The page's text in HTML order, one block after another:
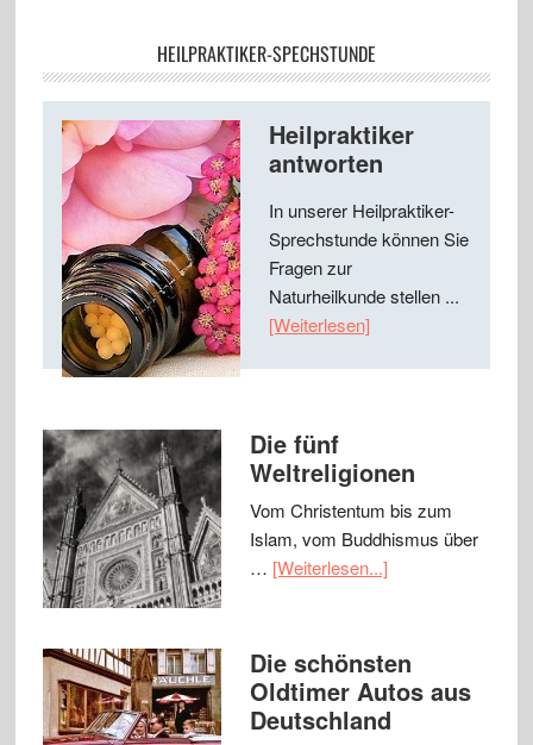
HEILPRAKTIKER-SPECHSTUNDE
Heilpraktiker
antworten
In unserer Heilpraktiker-
Sprechstunde können Sie
Fragen zur
Naturheilkunde stellen ...
[Weiterlesen]
Die fünf
Weltreligionen
Vom Christentum bis zum
Islam, vom Buddhismus über
… [Weiterlesen...]
Die schönsten
Oldtimer Autos aus
Deutschland